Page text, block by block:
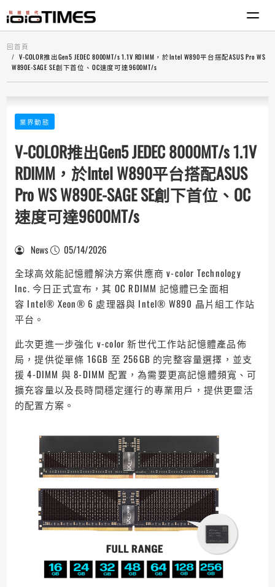
回首頁
V-COLOR推出Gen5 JEDEC 8000MT/s 1.1V RDIMM，於Intel W890平台搭配ASUS Pro WS
W890E-SAGE SE創下首位、OC速度可達9600MT/s
業界動態
V-COLOR推出Gen5 JEDEC 8000MT/s 1.1V
RDIMM，於Intel W890平台搭配ASUS
Pro WS W890E-SAGE SE創下首位、OC
速度可達9600MT/s
News
05/14/2026
全球高效能記憶體解決方案供應商 v-color Technology
Inc. 今日正式宣布，其 OC RDIMM 記憶體已全面相
容 Intel® Xeon® 6 處理器與 Intel® W890 晶片組工作站
平台。
此次更進一步強化 v-color 新世代工作站記憶體產品佈
局，提供從單條 16GB 至 256GB 的完整容量選擇，並支
援 4-DIMM 與 8-DIMM 配置，為需要更高記憶體頻寬、可
擴充容量以及長時間穩定運行的專業用戶，提供更靈活
的配置方案。